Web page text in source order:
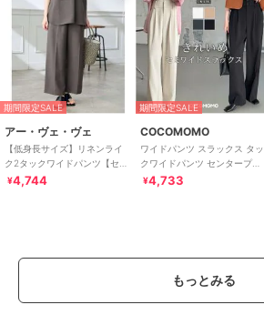
期間限定SALE
アー・ヴェ・ヴェ
【低身長サイズ】リネンライ
ク2タックワイドパンツ【セッ
トアップ対応/接触冷感/UVカ
¥4,744
期間限定SALE
COCOMOMO
ワイドパンツ スラックス タッ
クワイドパンツ センタープレ
ス ボトムス レディース パンツ
¥4,733
もっとみる